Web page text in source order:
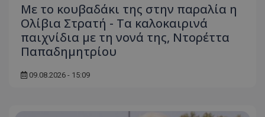
Με το κουβαδάκι της στην παραλία η
Ολίβια Στρατή - Τα καλοκαιρινά
παιχνίδια με τη νονά της, Ντορέττα
Παπαδημητρίου
09.08.2026 - 15:09